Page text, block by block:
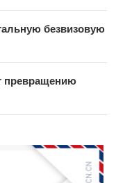
безвизовую
превращению